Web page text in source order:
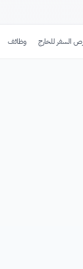
السفر للخارج وظائف